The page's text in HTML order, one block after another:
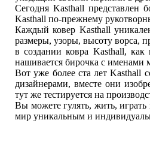
Сегодня Kasthall представлен
Kasthall по-прежнему
Каждый ковер Kasthall
размеры, узоры, высоту ворса,
в создании ковра Kasthall,
нашивается бирочка с именами
Вот уже более ста лет Kasthall
дизайнерами, вместе они
тут же тестируется на
Вы можете гулять, жить,
мир уникальным и